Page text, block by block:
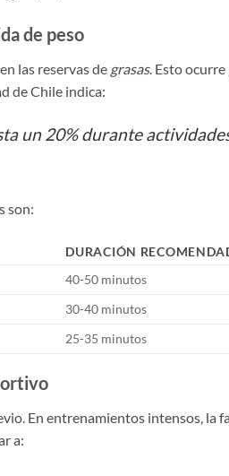
de peso
las reservas de grasas. Esto
de Chile indica:
un 20% durante
son:
DURACIÓN
40-50 minutos
30-40 minutos
25-35 minutos
En entrenamientos intensos, la
a: